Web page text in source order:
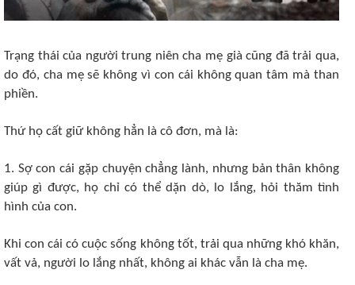
Trạng thái của người trung niên cha mẹ già cũng đã trải qua,
do đó, cha mẹ sẽ không vì con cái không quan tâm mà than
phiền.
Thứ họ cất giữ không hẳn là cô đơn, mà là:
1. Sợ con cái gặp chuyện chẳng lành, nhưng bản thân không
giúp gì được, họ chỉ có thể dặn dò, lo lắng, hỏi thăm tình
hình của con.
Khi con cái có cuộc sống không tốt, trải qua những khó khăn,
vất vả, người lo lắng nhất, không ai khác vẫn là cha mẹ.